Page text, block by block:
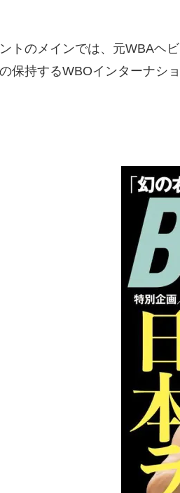
トのメインでは、元WBAヘ
保持するWBOインターナシ